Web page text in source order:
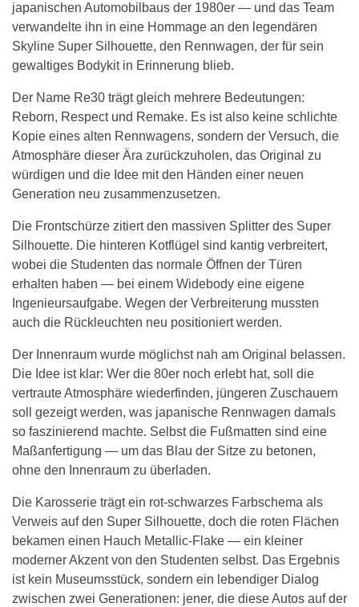
japanischen Automobilbaus der 1980er — und das Team
verwandelte ihn in eine Hommage an den legendären
Skyline Super Silhouette, den Rennwagen, der für sein
gewaltiges Bodykit in Erinnerung blieb.
Der Name Re30 trägt gleich mehrere Bedeutungen:
Reborn, Respect und Remake. Es ist also keine schlichte
Kopie eines alten Rennwagens, sondern der Versuch, die
Atmosphäre dieser Ära zurückzuholen, das Original zu
würdigen und die Idee mit den Händen einer neuen
Generation neu zusammenzusetzen.
Die Frontschürze zitiert den massiven Splitter des Super
Silhouette. Die hinteren Kotflügel sind kantig verbreitert,
wobei die Studenten das normale Öffnen der Türen
erhalten haben — bei einem Widebody eine eigene
Ingenieursaufgabe. Wegen der Verbreiterung mussten
auch die Rückleuchten neu positioniert werden.
Der Innenraum wurde möglichst nah am Original belassen.
Die Idee ist klar: Wer die 80er noch erlebt hat, soll die
vertraute Atmosphäre wiederfinden, jüngeren Zuschauern
soll gezeigt werden, was japanische Rennwagen damals
so faszinierend machte. Selbst die Fußmatten sind eine
Maßanfertigung — um das Blau der Sitze zu betonen,
ohne den Innenraum zu überladen.
Die Karosserie trägt ein rot-schwarzes Farbschema als
Verweis auf den Super Silhouette, doch die roten Flächen
bekamen einen Hauch Metallic-Flake — ein kleiner
moderner Akzent von den Studenten selbst. Das Ergebnis
ist kein Museumsstück, sondern ein lebendiger Dialog
zwischen zwei Generationen: jener, die diese Autos auf der